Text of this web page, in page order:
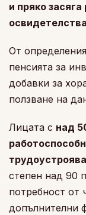
и пряко
От
пенсията за
добавки за
ползване на
Лицата с над
степен над 90
потребност
допълнителни